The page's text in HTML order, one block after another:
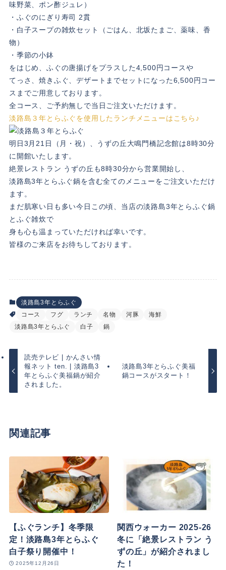
味野菜、ポン酢ジュレ）
・ふぐのにぎり寿司 2貫
・白子スープの雑炊セット（ごはん、北坂たまご、薬味、香
物）
・季節の小鉢
をはじめ、ふぐの唐揚げをプラスした4,500円コースや
てっさ、焼きふぐ、デザートまでセットになった6,500円コー
スまでご用意しております。
全コース、ご予約無しで当日ご注文いただけます。
淡路島３年とらふぐを使用したランチメニューはこちら♪
明日3月21日（月・祝）、うずの丘大鳴門橋記念館は8時30分
に開館いたします。
絶景レストラン うずの丘も8時30分から営業開始し、
淡路島3年とらふぐ鍋を含む全てのメニューをご注文いただけ
ます。
まだ肌寒い日も多い今日この頃、当店の淡路島3年とらふぐ鍋
とふぐ雑炊で
身も心も温まっていただければ幸いです。
皆様のご来店をお待ちしております。
淡路島3年とらふぐ
コース
フグ ランチ 名物 河豚
海鮮
淡路島3年とらふぐ
白子 鍋
読売テレビ | かんさい情
報ネット ten. | 淡路島3
年とらふぐ美福鍋が紹介
されました。
淡路島3年とらふぐ美福
鍋コースがスタート！
関連記事
【ふぐランチ】冬季限
定！淡路島3年とらふぐ
白子祭り開催中！
2025年12月26日
関西ウォーカー 2025-26
冬に「絶景レストラン う
ずの丘」が紹介されまし
た！